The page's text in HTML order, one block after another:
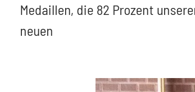
Medaillen, die 82 Prozent
neuen